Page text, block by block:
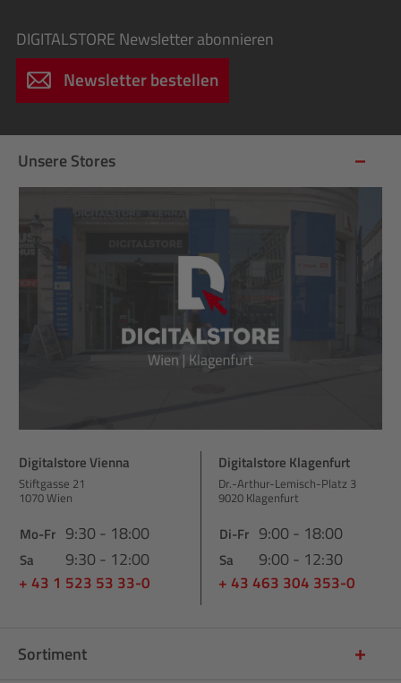
DIGITALSTORE Newsletter abonnieren
Newsletter bestellen
Unsere Stores
Digitalstore Vienna
Stiftgasse 21
1070 Wien
Mo-Fr 9:30 - 18:00
Sa 9:30 - 12:00
+ 43 1 523 53 33-0
Digitalstore Klagenfurt
Dr.-Arthur-Lemisch-Platz 3
9020 Klagenfurt
Di-Fr 9:00 - 18:00
Sa 9:00 - 12:30
+ 43 463 304 353-0
Sortiment